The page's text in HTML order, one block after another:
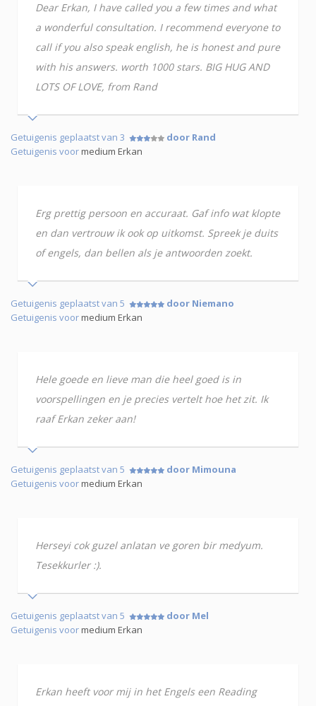
Dear Erkan, I have called you a few times and what
a wonderful consultation. I recommend everyone to
call if you also speak english, he is honest and pure
with his answers. worth 1000 stars. BIG HUG AND
LOTS OF LOVE, from Rand
Getuigenis geplaatst van 3
door Rand
Getuigenis voormedium Erkan
Erg prettig persoon en accuraat. Gaf info wat klopte
en dan vertrouw ik ook op uitkomst. Spreek je duits
of engels, dan bellen als je antwoorden zoekt.
Getuigenis geplaatst van 5
door Niemano
Getuigenis voormedium Erkan
Hele goede en lieve man die heel goed is in
voorspellingen en je precies vertelt hoe het zit. Ik
raaf Erkan zeker aan!
Getuigenis geplaatst van 5
door Mimouna
Getuigenis voormedium Erkan
Herseyi cok guzel anlatan ve goren bir medyum.
Tesekkurler :).
Getuigenis geplaatst van 5
door Mel
Getuigenis voormedium Erkan
Erkan heeft voor mij in het Engels een Reading